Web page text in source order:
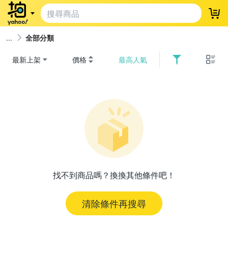
登
全部分類
最新上架 價格 最高人氣
找不到商品嗎？換換其他條件吧！
清除條件再搜尋